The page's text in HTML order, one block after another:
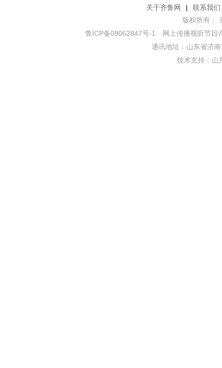
关于齐鲁网 |
联系我们
版权所有：
鲁ICP备09062847号-1
网上传播视听节目
通讯地址：山东省济
技术支持： 山